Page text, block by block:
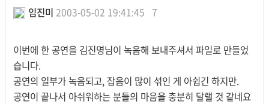
임진미 2003-05-02 19:41:45 7
이번에 한 공연을 김진명님이 녹음해 보내주셔서 파일로 만들었
습니다.
공연의 일부가 녹음되고, 잡음이 많이 섞인 게 아쉽긴 하지만.
공연이 끝나서 아쉬워하는 분들의 마음을 충분히 달랠 것 같네요